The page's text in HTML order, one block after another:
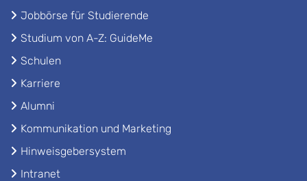
Jobbörse für Studierende
Studium von A-Z: GuideMe
Schulen
Karriere
Alumni
Kommunikation und Marketing
Hinweisgebersystem
Intranet